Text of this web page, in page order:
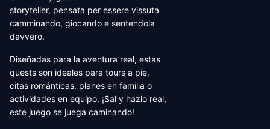
storyteller, pensata per essere vissuta
camminando, giocando e sentendola
davvero.
Diseñadas para la aventura real, estas
quests son ideales para tours a pie,
citas románticas, planes en familia o
actividades en equipo. ¡Sal y hazlo real,
este juego se juega caminando!